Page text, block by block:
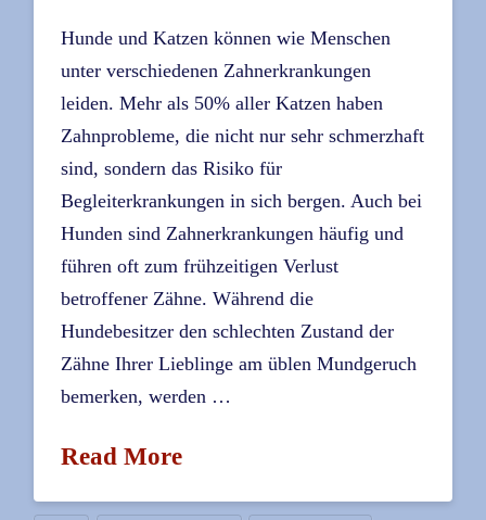
Hunde und Katzen können wie Menschen
unter verschiedenen Zahnerkrankungen
leiden. Mehr als 50% aller Katzen haben
Zahnprobleme, die nicht nur sehr schmerzhaft
sind, sondern das Risiko für
Begleiterkrankungen in sich bergen. Auch bei
Hunden sind Zahnerkrankungen häufig und
führen oft zum frühzeitigen Verlust
betroffener Zähne. Während die
Hundebesitzer den schlechten Zustand der
Zähne Ihrer Lieblinge am üblen Mundgeruch
bemerken, werden …
Read More